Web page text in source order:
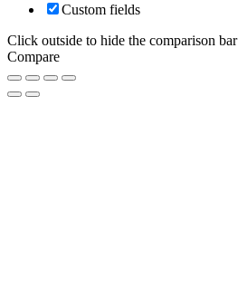
Custom fields
Click outside to hide the comparison bar
Compare